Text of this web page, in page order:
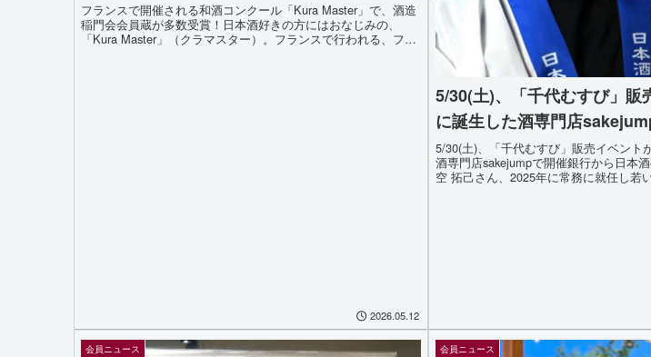
フランスで開催される和酒コンクール「Kura Master」で、酒造
稲門会会員蔵が多数受賞！日本酒好きの方にはおなじみの、
「Kura Master」（クラマスター）。フランスで行われる、フラ
2026.05.12
5/30(土)、「千代むすび」販
に誕生した酒専門店
5/30(土)、「千代むすび」販売イベント
酒専門店sakejumpで開催銀行から日本
空 拓己さん、2025年に常務に就任し若
会員ニュース 会員ニュース